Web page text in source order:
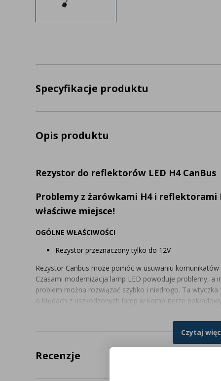
Specyfikacje produktu
Opis produktu
Rezystor do reflektorów LED H4 CanBus
Problemy z żarówkami H4 i reflektorami
właściwe miejsce!
OGÓLNE WŁAŚCIWOŚCI
Rezystor przeznaczony tylko do 12V
Rezystor Canbus może pomóc w usuwaniu komunikatów
Czasami modernizacja lamp LED powoduje problemy, a
problem można rozwiązać szybko i niedrogo. Ta
o błędach z uszkodzonych lamp w komputerze
żarówkami H4 LED. Łatwa i szybka konfiguracja dzięki
podłączony między linią dodatnią i masą lampy.Czytaj
Recenzje